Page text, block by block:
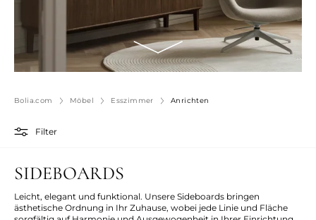
Bolia.com Möbel Esszimmer Anrichten
Filter
SIDEBOARDS
Leicht, elegant und funktional. Unsere Sideboards bringen
ästhetische Ordnung in Ihr Zuhause, wobei jede Linie und Fläche